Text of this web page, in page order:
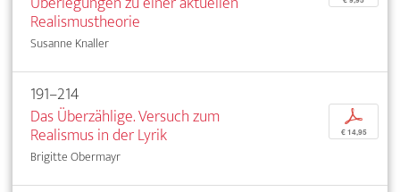
Realismustheorie
Susanne Knaller
191–214
Das Überzählige. Versuch zum
Realismus in der Lyrik
Brigitte Obermayr
p
€ 14,95